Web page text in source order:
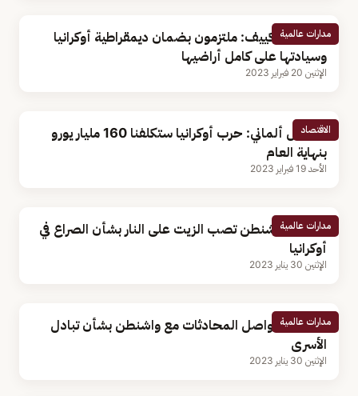
مدارات عالمية
بايدن من كييف: ملتزمون بضمان ديمقراطية أوكرانيا
وسيادتها على كامل أراضيها
الإثنين 20 فبراير 2023
الاقتصاد
مسؤول ألماني: حرب أوكرانيا ستكلفنا 160 مليار يورو
بنهاية العام
الأحد 19 فبراير 2023
مدارات عالمية
الصين: واشنطن تصب الزيت على النار بشأن الصراع في
أوكرانيا
الإثنين 30 يناير 2023
مدارات عالمية
روسيا: سنواصل المحادثات مع واشنطن بشأن تبادل
الأسرى
الإثنين 30 يناير 2023